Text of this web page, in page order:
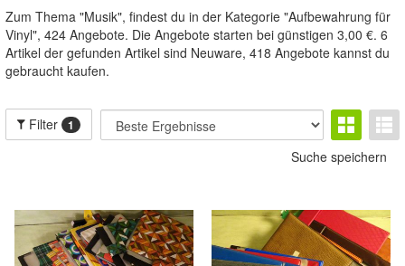
Zum Thema "Musik", findest du in der Kategorie "Aufbewahrung für
Vinyl", 424 Angebote. Die Angebote starten bei günstigen 3,00 €. 6
Artikel der gefunden Artikel sind Neuware, 418 Angebote kannst du
gebraucht kaufen.
Filter 1
Suche speichern